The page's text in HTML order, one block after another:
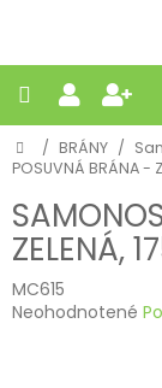
PLETIVÁ
PANELY
BRÁNY
Domov
/ BRÁNY /
POSUVNÁ BRÁNA -
ZELENÁ,
MC615
Priemerné
Neohodnotené